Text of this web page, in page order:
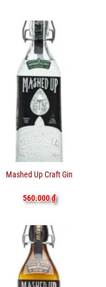
Mashed Up Craft Gin
560.000₫